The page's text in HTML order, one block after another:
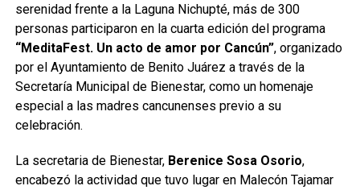
serenidad frente a la Laguna Nichupté, más de 300
personas participaron en la cuarta edición del programa
“MeditaFest. Un acto de amor por Cancún”, organizado
por el Ayuntamiento de Benito Juárez a través de la
Secretaría Municipal de Bienestar, como un homenaje
especial a las madres cancunenses previo a su
celebración.
La secretaria de Bienestar, Berenice Sosa Osorio,
encabezó la actividad que tuvo lugar en Malecón Tajamar